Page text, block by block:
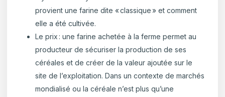
provient une farine dite « classique » et comment
elle a été cultivée.
Le prix : une farine achetée à la ferme permet au
producteur de sécuriser la production de ses
céréales et de créer de la valeur ajoutée sur le
site de l’exploitation. Dans un contexte de marchés
mondialisé ou la céréale n’est plus qu’une